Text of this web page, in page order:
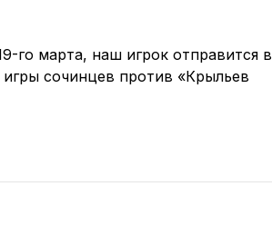
го марта, наш игрок отправится в
сочинцев против «Крыльев